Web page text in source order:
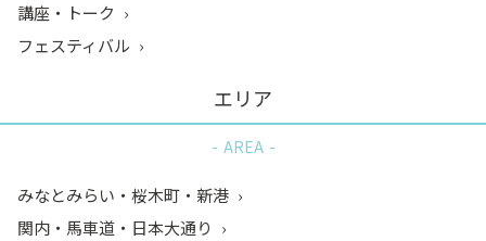
講座・トーク
フェスティバル
エリア
AREA
みなとみらい・桜木町・新港
関内・馬車道・日本大通り